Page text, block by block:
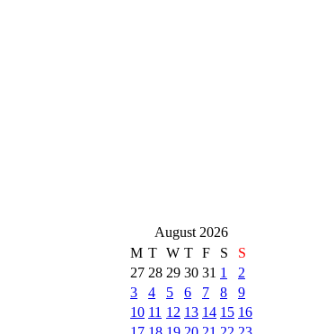
August 2026
M T W T F S
S
27 28 29 30 31 1
2
3
4 5 6 7 8
9
10 11 12 13 14 15 16